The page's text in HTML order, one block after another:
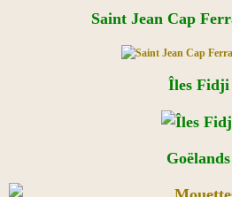
Saint Jean Cap
Îles Fidji
Goëlands